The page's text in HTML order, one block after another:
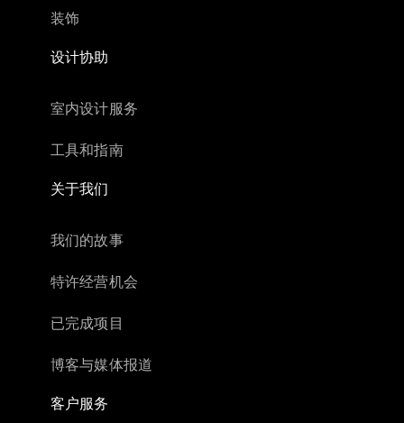
装饰
设计协助
室内设计服务
工具和指南
关于我们
我们的故事
特许经营机会
已完成项目
博客与媒体报道
客户服务